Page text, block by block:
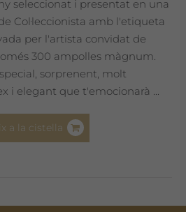
seleccionat i presentat en una
Col·leccionista amb l'etiqueta
per l'artista convidat de
300 ampolles màgnum.
sorprenent, molt
i elegant que t'emocionarà ...
a la cistella